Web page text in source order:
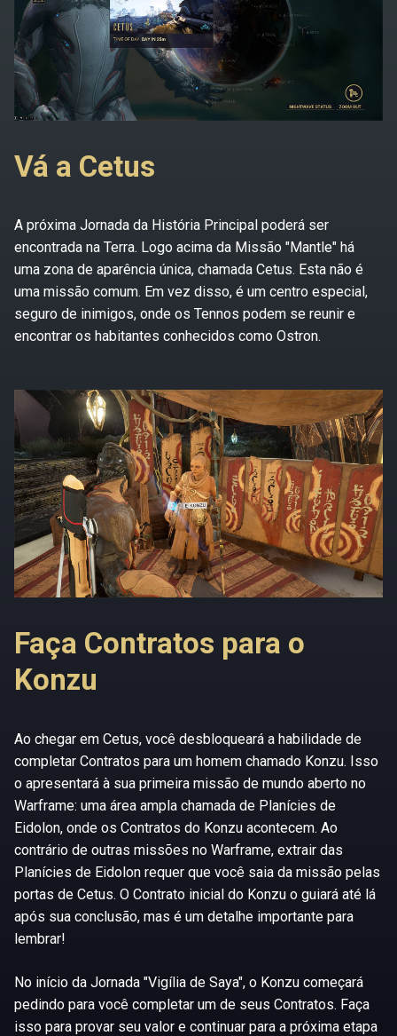
Vá a Cetus
A próxima Jornada da História Principal poderá ser
encontrada na Terra. Logo acima da Missão "Mantle" há
uma zona de aparência única, chamada Cetus. Esta não é
uma missão comum. Em vez disso, é um centro especial,
seguro de inimigos, onde os Tennos podem se reunir e
encontrar os habitantes conhecidos como Ostron.
Faça Contratos para o
Konzu
Ao chegar em Cetus, você desbloqueará a habilidade de
completar Contratos para um homem chamado Konzu. Isso
o apresentará à sua primeira missão de mundo aberto no
Warframe: uma área ampla chamada de Planícies de
Eidolon, onde os Contratos do Konzu acontecem. Ao
contrário de outras missões no Warframe, extrair das
Planícies de Eidolon requer que você saia da missão pelas
portas de Cetus. O Contrato inicial do Konzu o guiará até lá
após sua conclusão, mas é um detalhe importante para
lembrar!
No início da Jornada "Vigília de Saya", o Konzu começará
pedindo para você completar um de seus Contratos. Faça
isso para provar seu valor e continuar para a próxima etapa